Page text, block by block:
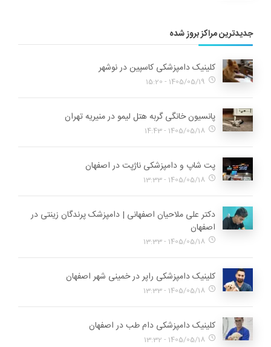
جدیدترین مراکز بروز شده
کلینیک دامپزشکی کاسپین در نوشهر
1405/05/19 - 15:20
پانسیون خانگی گربه هتل لیمو در منیریه تهران
1405/05/18 - 14:43
پت شاپ و دامپزشکی ناژپت در اصفهان
1405/05/18 - 13:33
دکتر علی ملاحیان اصفهانی | دامپزشک پرندگان زینتی در
اصفهان
1405/05/18 - 13:33
کلینیک دامپزشکی راپر در خمینی شهر اصفهان
1405/05/18 - 13:33
کلینیک دامپزشکی دام طب در اصفهان
1405/05/18 - 13:32